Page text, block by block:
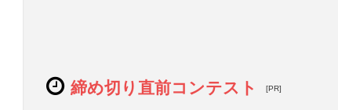
締め切り直前コンテスト [PR]